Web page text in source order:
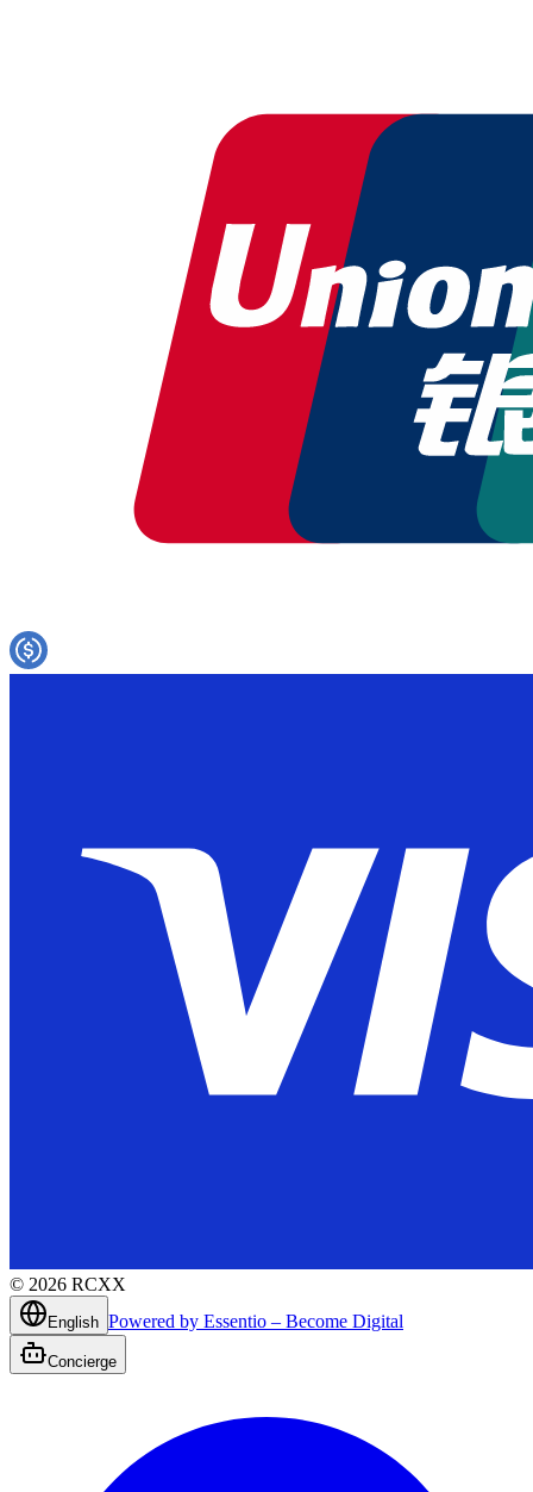
© 2026 RCXX
English Powered by Essentio – Become Digital
Concierge